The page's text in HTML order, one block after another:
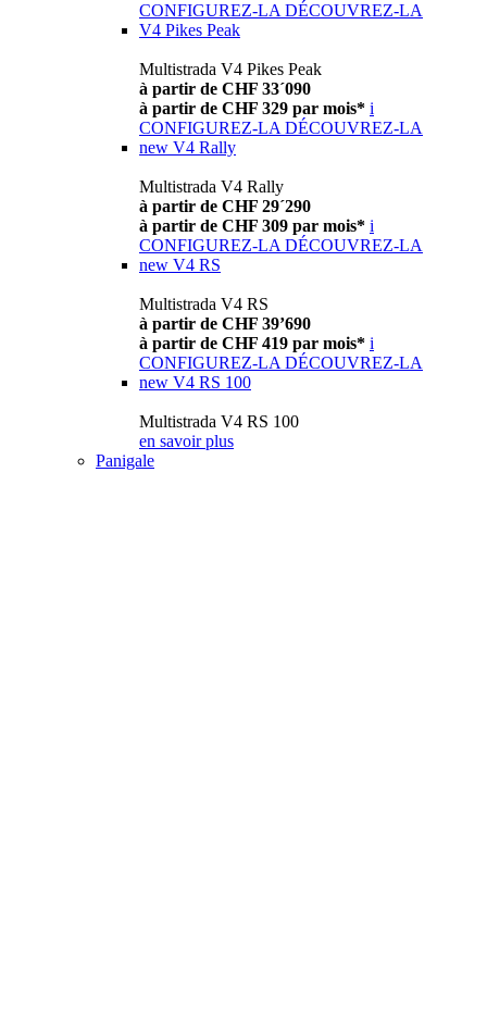
CONFIGUREZ-LA DÉCOUVREZ-LA
V4 Pikes Peak
Multistrada V4 Pikes Peak
à partir de CHF 33´090
à partir de CHF 329 par mois* i
CONFIGUREZ-LA DÉCOUVREZ-LA
new V4 Rally
Multistrada V4 Rally
à partir de CHF 29´290
à partir de CHF 309 par mois* i
CONFIGUREZ-LA DÉCOUVREZ-LA
new V4 RS
Multistrada V4 RS
à partir de CHF 39’690
à partir de CHF 419 par mois* i
CONFIGUREZ-LA DÉCOUVREZ-LA
new V4 RS 100
Multistrada V4 RS 100
en savoir plus
Panigale